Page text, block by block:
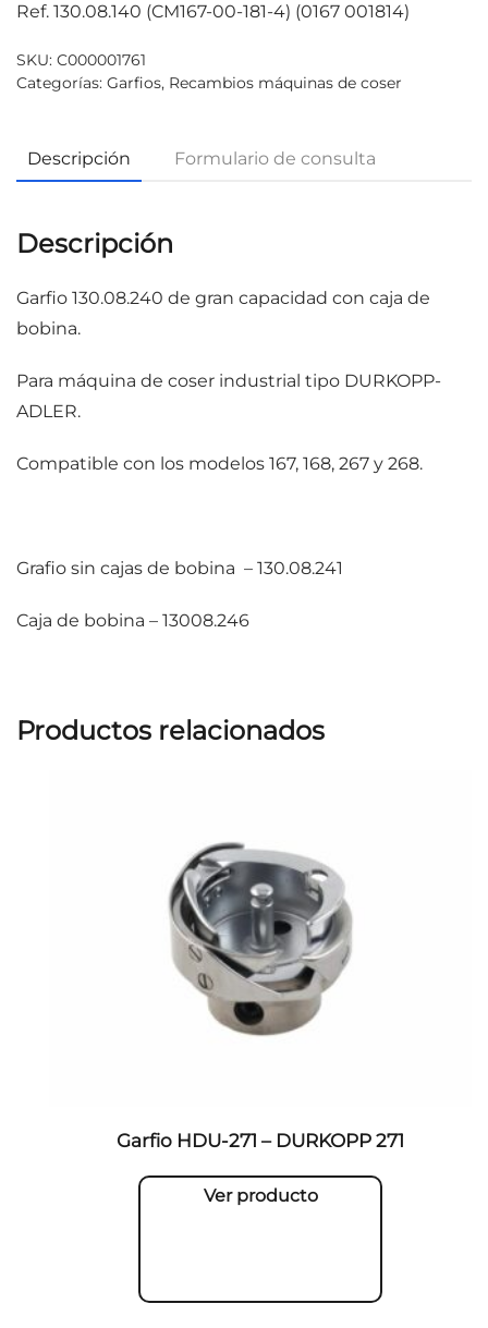
Ref. 130.08.140 (CM167-00-181-4) (0167 001814)
SKU: C000001761
Categorías: Garfios, Recambios máquinas de coser
Descripción Formulario de consulta
Descripción
Garfio 130.08.240 de gran capacidad con caja de
bobina.
Para máquina de coser industrial tipo DURKOPP-
ADLER.
Compatible con los modelos 167, 168, 267 y 268.
Grafio sin cajas de bobina – 130.08.241
Caja de bobina – 13008.246
Productos relacionados
Garfio HDU-271 – DURKOPP 271
Ver producto